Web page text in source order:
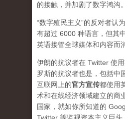
的接触，并加剧了数字鸿沟。
“数字殖民主义”的反对者认
有超过 6000 种语言，但其
英语接管全球媒体和内容而
伊朗的抗议者在 Twitter 使
罗斯的抗议者也是，包括中
互联网上的官方宣传都使用
术和在线经济领域建立的商
国家，就如你所知道的